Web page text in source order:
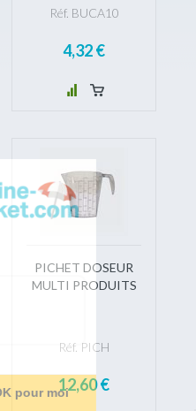
Réf. BUCA10
4,32 €
PICHET DOSEUR
MULTI PRODUITS
Réf. PICH
12,60 €